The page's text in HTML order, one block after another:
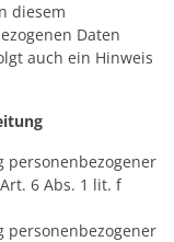
diesem
Daten
auch ein Hinweis
personenbezogener
6 Abs. 1 lit. f
personenbezogener